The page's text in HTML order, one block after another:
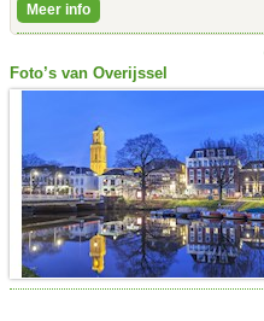
Meer info
Foto’s van Overijssel